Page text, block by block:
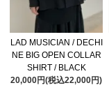
LAD MUSICIAN / DECHI
NE BIG OPEN COLLAR
SHIRT / BLACK
20,000円(税込22,000円)